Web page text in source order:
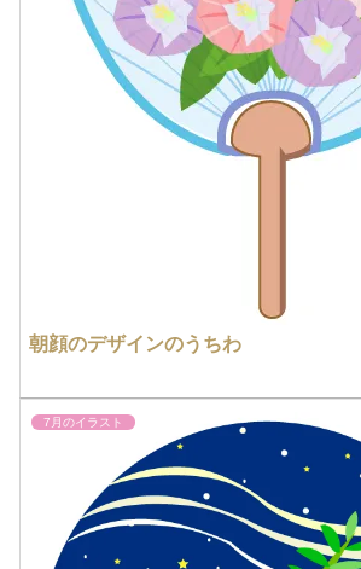
朝顔のデザインのうちわ
7月のイラスト